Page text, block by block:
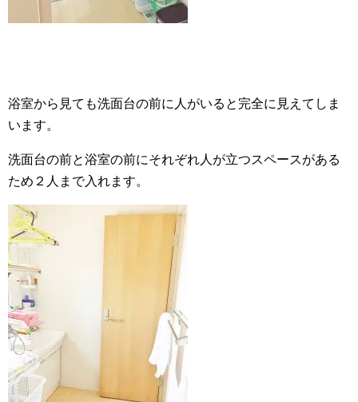
浴室から見ても洗面台の前に人がいると完全に見えてしま
います。
洗面台の前と浴室の前にそれぞれ人が立つスペースがある
ため２人まで入れます。